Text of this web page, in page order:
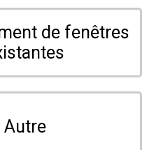
de fenêtres
Autre